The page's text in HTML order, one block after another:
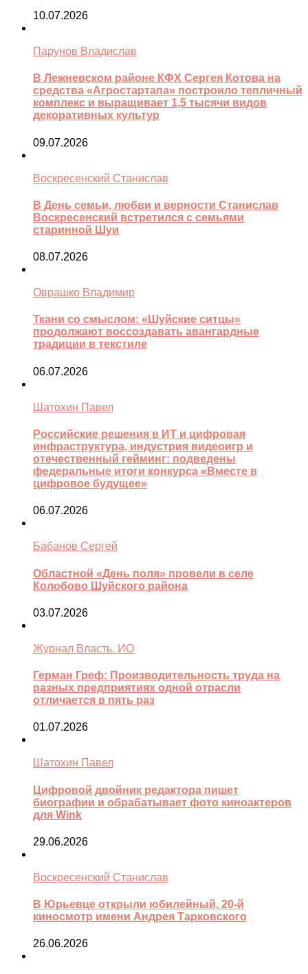
10.07.2026
Парунов Владислав
В Лежневском районе КФХ Сергея Котова на
средства «Агростартапа» построило тепличный
комплекс и выращивает 1,5 тысячи видов
декоративных культур
09.07.2026
Воскресенский Станислав
В День семьи, любви и верности Станислав
Воскресенский встретился с семьями
старинной Шуи
08.07.2026
Оврашко Владимир
Ткани со смыслом: «Шуйские ситцы»
продолжают воссоздавать авангардные
традиции в текстиле
06.07.2026
Шатохин Павел
Российские решения в ИТ и цифровая
инфраструктура, индустрия видеоигр и
отечественный гейминг: подведены
федеральные итоги конкурса «Вместе в
цифровое будущее»
06.07.2026
Бабанов Сергей
Областной «День поля» провели в селе
Колобово Шуйского района
03.07.2026
Журнал Власть. ИО
Герман Греф: Производительность труда на
разных предприятиях одной отрасли
отличается в пять раз
01.07.2026
Шатохин Павел
Цифровой двойник редактора пишет
биографии и обрабатывает фото киноактеров
для Wink
29.06.2026
Воскресенский Станислав
В Юрьевце открыли юбилейный, 20-й
киносмотр имени Андрея Тарковского
26.06.2026